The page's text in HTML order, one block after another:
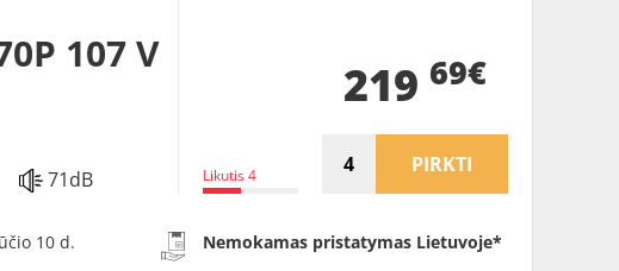
107 V
71dB Likutis 4
219 69€
PIRKTI
10 d. Nemokamas pristatymas Lietuvoje*